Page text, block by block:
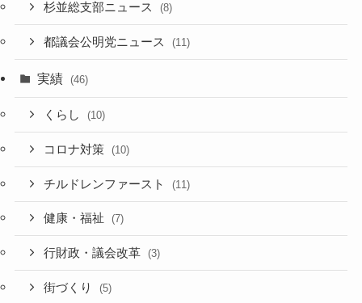
杉並総支部ニュース (8)
都議会公明党ニュース (11)
実績 (46)
くらし (10)
コロナ対策 (10)
チルドレンファースト (11)
健康・福祉 (7)
行財政・議会改革 (3)
街づくり (5)